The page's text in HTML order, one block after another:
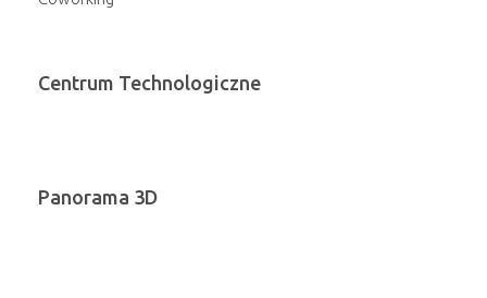
Centrum Technologiczne
Panorama 3D